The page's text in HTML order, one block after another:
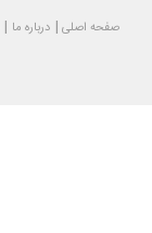
صفحه اصلی درباره ما